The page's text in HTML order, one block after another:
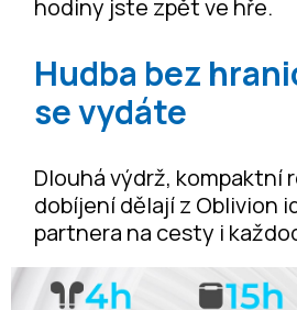
hodiny jste zpět ve hře.
Hudba bez
se vydáte
Dlouhá výdrž, kompaktní
dobíjení dělají z Oblivion
partnera na cesty i